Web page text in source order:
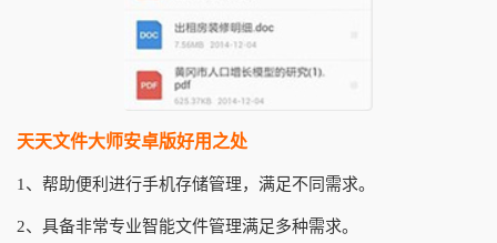
天天文件大师安卓版好用之处
1、帮助便利进行手机存储管理，满足不同需求。
2、具备非常专业智能文件管理满足多种需求。